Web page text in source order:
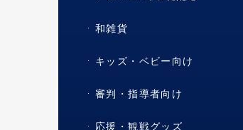
和雑貨
キッズ・ベビー向け
審判・指導者向け
応援・観戦グッズ